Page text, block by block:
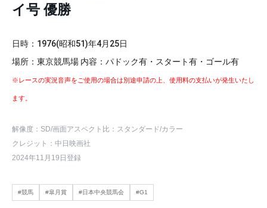
イ号 優勝
日時： 1976(昭和51)年4月25日
場所：東京競馬場 内容：パドック有・スタート有・ゴール有
※レースの実況音声をご使用の場合は別途申請の上、使用料の支払いが発生いたし
ます。
解像度：SD/画面アスペクト比：スタンダード/カラー
クレジット：中日映画社
2024年11月19日登録
#競馬 #皐月賞 #日本中央競馬会 #G1